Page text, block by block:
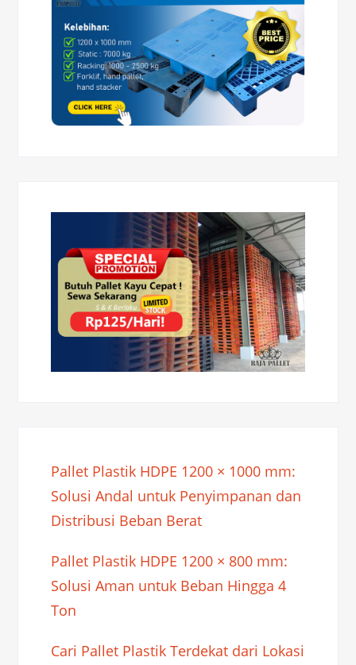
Pallet Plastik HDPE 1200 × 1000 mm:
Solusi Andal untuk Penyimpanan dan
Distribusi Beban Berat
Pallet Plastik HDPE 1200 × 800 mm:
Solusi Aman untuk Beban Hingga 4
Ton
Cari Pallet Plastik Terdekat dari Lokasi